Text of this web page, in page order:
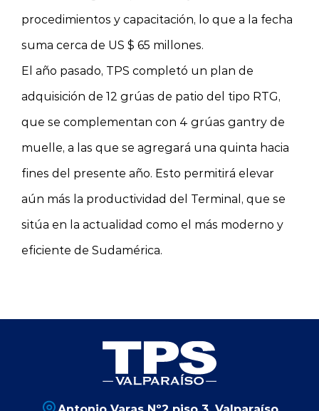
procedimientos y capacitación, lo que a la fecha
suma cerca de US $ 65 millones.
El año pasado, TPS completó un plan de
adquisición de 12 grúas de patio del tipo RTG,
que se complementan con 4 grúas gantry de
muelle, a las que se agregará una quinta hacia
fines del presente año. Esto permitirá elevar
aún más la productividad del Terminal, que se
sitúa en la actualidad como el más moderno y
eficiente de Sudamérica.